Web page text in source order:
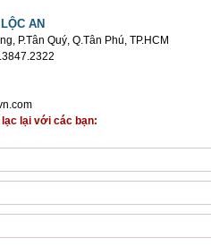
AN
P.Tân Quý, Q.Tân Phú, TP.HCM
lạc lại với các bạn: